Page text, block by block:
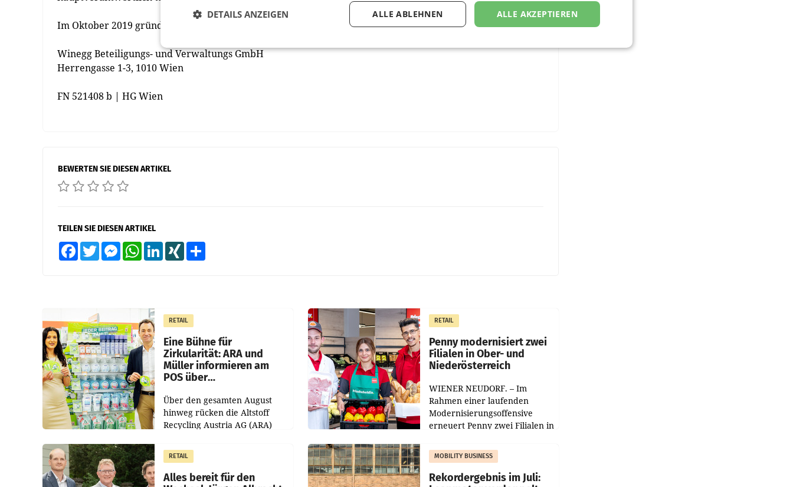
Im Oktober 2019 gründete er mit Christian Winkler die Winegg Beteiligungs- und Verwaltungs GmbH.
Winegg Beteiligungs- und Verwaltungs GmbH
Herrengasse 1-3, 1010 Wien
FN 521408 b | HG Wien
BEWERTEN SIE DIESEN ARTIKEL
TEILEN SIE DIESEN ARTIKEL
FacebookTwitter MessengerWhatsAppLinkedInXING
RETAIL
Eine Bühne für
Zirkularität: ARA und
Müller informieren am
POS über
Über den gesamten August
hinweg rücken die Altstoff
Recycling Austria AG (ARA)
Müller die Initiative „Kreislauf-
Helden“ in allen
österreichischen Müller-Filialen
RETAIL
Penny modernisiert zwei
Filialen in Ober- und
Niederösterreich
WIENER NEUDORF. – Im
Rahmen einer laufenden
Modernisierungsoffensive
erneuert Penny zwei Filialen in
Die beiden Standorte liegen in
Haag sowie im rund
RETAIL
Alles bereit für den
MOBILITY BUSINESS
Rekordergebnis im Juli:
ALLE AKZEPTIEREN
ALLE ABLEHNEN
DETAILS ANZEIGEN